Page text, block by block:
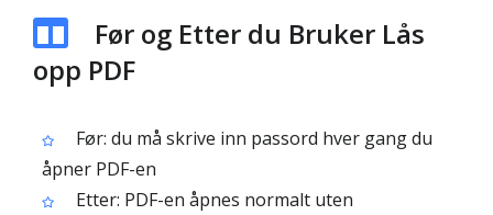
Før og Etter du Bruker Lås
opp PDF
Før: du må skrive inn passord hver gang du
åpner PDF-en
Etter: PDF-en åpnes normalt uten